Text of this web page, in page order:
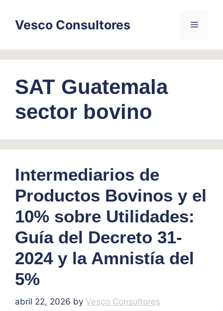
contentVesco Consultores Menu
SAT Guatemala
sector bovino
Intermediarios de
Productos Bovinos y el
10% sobre Utilidades:
Guía del Decreto 31-
2024 y la Amnistía del
5%
abril 22, 2026 by Vesco Consultores